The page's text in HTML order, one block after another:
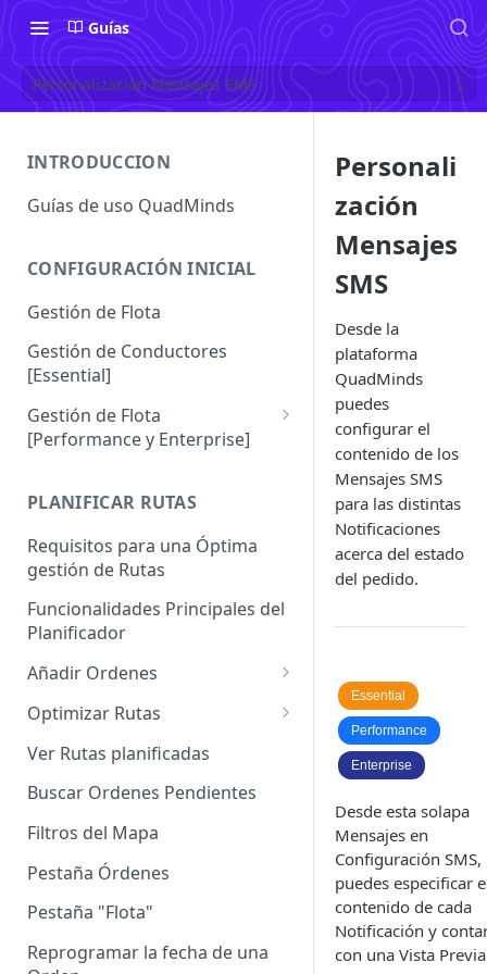
Guías
Personalización Mensajes SMS
INTRODUCCION
Guías de uso QuadMinds
CONFIGURACIÓN INICIAL
Gestión de Flota
Gestión de Conductores
[Essential]
Gestión de Flota
[Performance y Enterprise]
Enterprise]
Vehículos
Agrupación de dispositivos
Asignación de dispositivos a
usuarios
PLANIFICAR RUTAS
Requisitos para una Óptima
gestión de Rutas
Funcionalidades Principales del
Planificador
Añadir Ordenes
Definición de una Orden
Añadir de forma manual
Añadir con el archivo standard
Añadir con Plantilla propia
Añadir con la plantilla
Añadir desde Tiendas e-
Optimizar Rutas
¿Cómo Saber si mi ruta está
optimizada?
Variables para optimizar las
Rutas
Definir la Ventana Horaria de
Ver Rutas planificadas
Buscar Ordenes Pendientes
Filtros del Mapa
Pestaña Órdenes
Pestaña "Flota"
Reprogramar la fecha de una
Personali
zación
Mensajes
SMS
Desde la
plataforma
QuadMinds
puedes
configurar el
contenido de los
Mensajes SMS
para las distintas
Notificaciones
acerca del estado
del pedido.
Essential
Performance
Enterprise
Desde esta solapa
Mensajes en
Configuración SMS,
puedes especificar
contenido de cada
Notificación y
con una Vista